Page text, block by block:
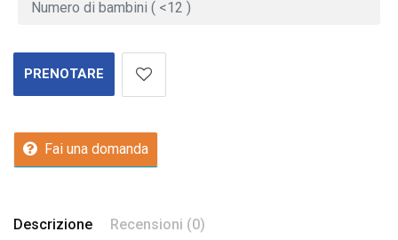
PRENOTARE
Fai una domanda
Descrizione Recensioni (0)